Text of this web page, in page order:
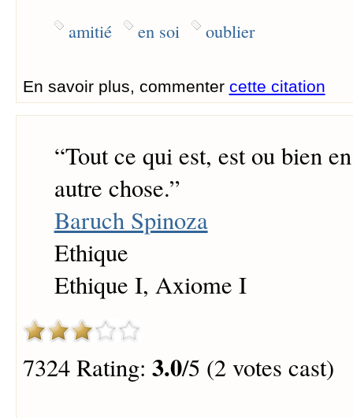
amitié en soi oublier
En savoir plus, commenter cette citation
“Tout ce qui est, est ou bien
autre chose.”
Baruch Spinoza
Ethique
Ethique I, Axiome I
7324 Rating: 3.0/5 (2 votes cast)